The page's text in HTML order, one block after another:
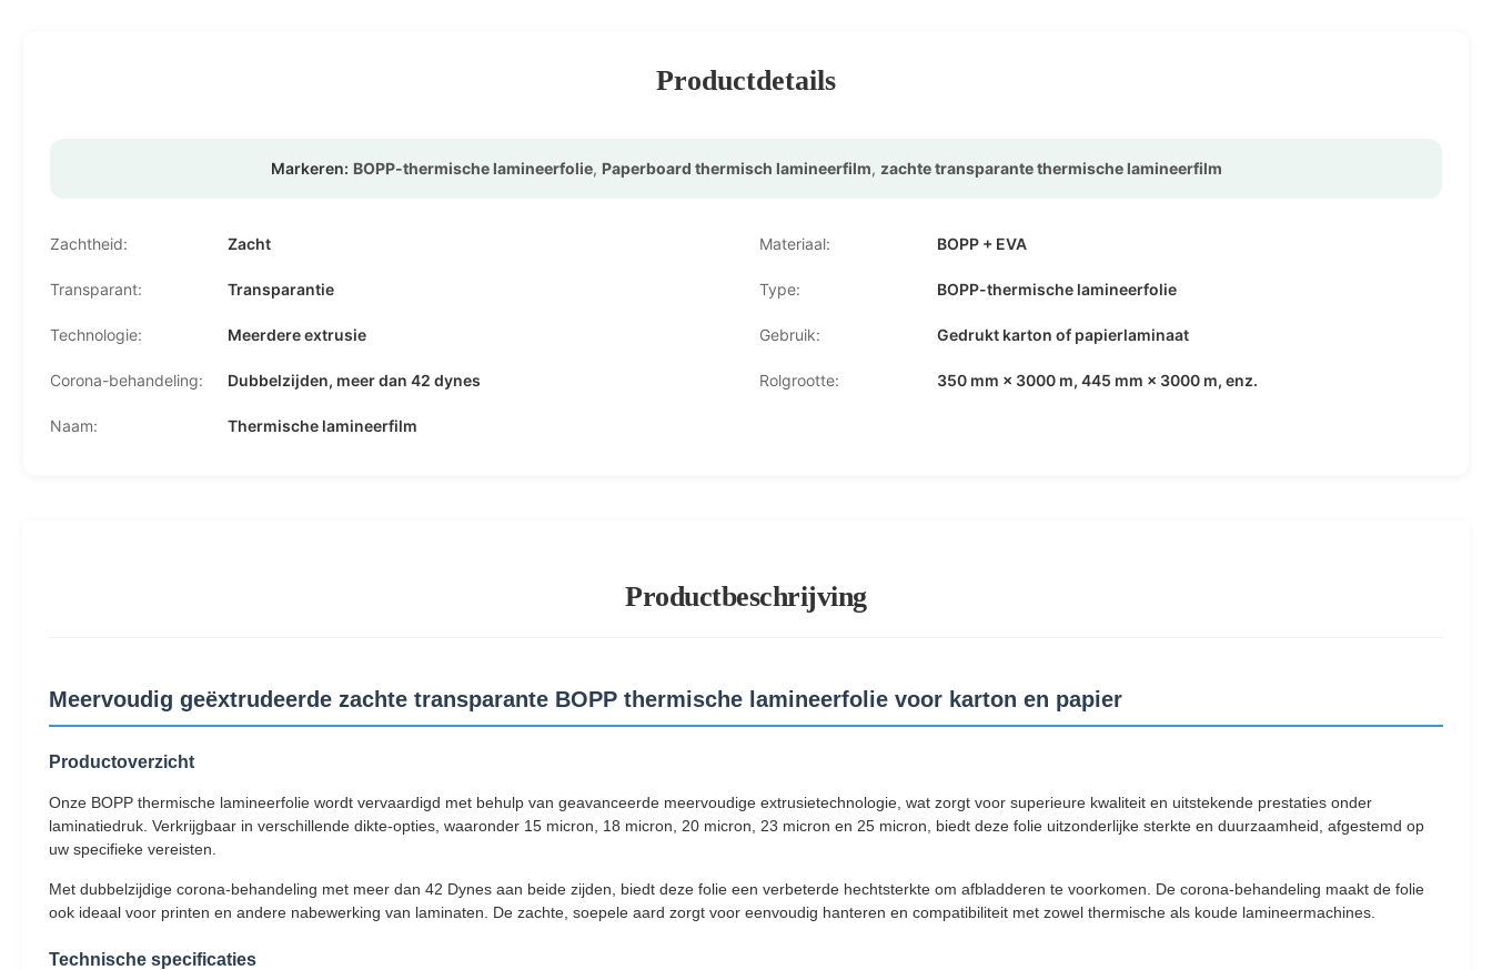
Productdetails
Markeren: BOPP-thermische lamineerfolie, Paperboard thermisch lamineerfilm, zachte transparante thermische lamineerfilm
Zachtheid: Zacht Materiaal: BOPP + EVA
Transparant: Transparantie Type: BOPP-thermische lamineerfolie
Technologie: Meerdere extrusie Gebruik: Gedrukt karton of papierlaminaat
Corona-behandeling: Dubbelzijden, meer dan 42 dynes Rolgrootte: 350 mm × 3000 m, 445 mm × 3000 m, enz.
Naam: Thermische lamineerfilm
Productbeschrijving
Meervoudig geëxtrudeerde zachte transparante BOPP thermische lamineerfolie voor karton en papier
Productoverzicht
Onze BOPP thermische lamineerfolie wordt vervaardigd met behulp van geavanceerde meervoudige extrusietechnologie, wat zorgt voor superieure kwaliteit en uitstekende prestaties onder
laminatiedruk. Verkrijgbaar in verschillende dikte-opties, waaronder 15 micron, 18 micron, 20 micron, 23 micron en 25 micron, biedt deze folie uitzonderlijke sterkte en duurzaamheid, afgestemd op
uw specifieke vereisten.
Met dubbelzijdige corona-behandeling met meer dan 42 Dynes aan beide zijden, biedt deze folie een verbeterde hechtsterkte om afbladderen te voorkomen. De corona-behandeling maakt de folie
ook ideaal voor printen en andere nabewerking van laminaten. De zachte, soepele aard zorgt voor eenvoudig hanteren en compatibiliteit met zowel thermische als koude lamineermachines.
Technische specificaties